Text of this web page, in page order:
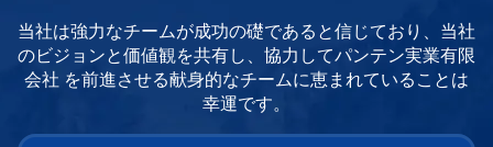
当社は強力なチームが成功の礎であると信じており、当社
のビジョンと価値観を共有し、協力してパンテン実業有限
会社 を前進させる献身的なチームに恵まれていることは
幸運です。